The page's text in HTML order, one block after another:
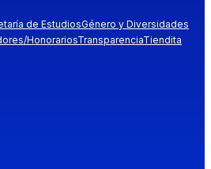
de EstudiosGénero y Diversidades
HonorariosTransparenciaTiendita